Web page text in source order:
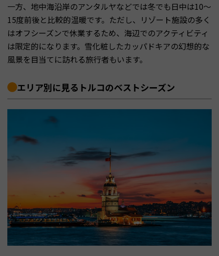
一方、地中海沿岸のアンタルヤなどでは冬でも日中は10〜
15度前後と比較的温暖です。ただし、リゾート施設の多く
はオフシーズンで休業するため、海辺でのアクティビティ
は限定的になります。雪化粧したカッパドキアの幻想的な
風景を目当てに訪れる旅行者もいます。
エリア別に見るトルコのベストシーズン